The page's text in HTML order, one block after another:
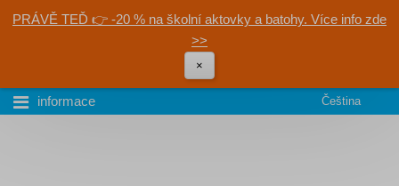
PRÁVĚ TEĎ 👉 -20 % na školní aktovky a batohy. Více info zde
>>
×
informace Čeština